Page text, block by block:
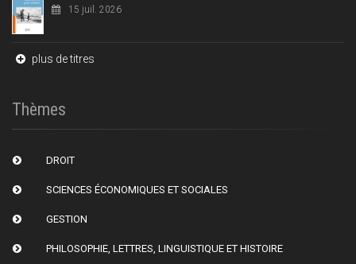
15 juil. 2026
plus de titres
Thèmes
DROIT
SCIENCES ÉCONOMIQUES ET SOCIALES
GESTION
PHILOSOPHIE, LETTRES, LINGUISTIQUE ET HISTOIRE